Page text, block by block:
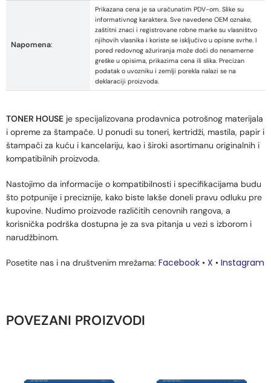
Napomena:
Prikazana cena je sa uračunatim PDV-om. Slike su
informativnog karaktera. Sve navedene OEM oznake,
zaštitni znaci i registrovane robne marke su vlasništvo
njihovih vlasnika i koriste se isključivo u opisne svrhe. I
pored redovnog ažuriranja može doći do nenamerne
greške u opisima, prikazima cena ili slika. Precizan
podatak o uvozniku i zemlji porekla nalazi se na
deklaraciji proizvoda.
TONER HOUSE je specijalizovana prodavnica potrošnog materijala
i opreme za štampače. U ponudi su toneri, kertridži, mastila, papir i
štampači za kuću i kancelariju, kao i široki asortimanu originalnih i
kompatibilnih proizvoda.
Nastojimo da informacije o kompatibilnosti i specifikacijama budu
što potpunije i preciznije, kako biste lakše doneli pravu odluku pre
kupovine. Nudimo proizvode različitih cenovnih rangova, a
korisnička podrška dostupna je za sva pitanja u vezi s izborom i
narudžbinom.
Posetite nas i na društvenim mrežama: Facebook • X • Instagram
POVEZANI PROIZVODI